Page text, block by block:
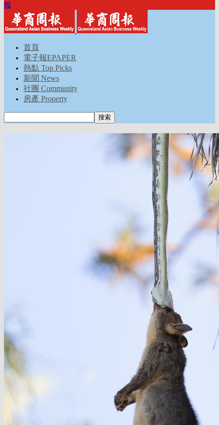
報
首頁
電子報EPAPER
熱點 Top Picks
新聞 News
社團 Community
房產 Property